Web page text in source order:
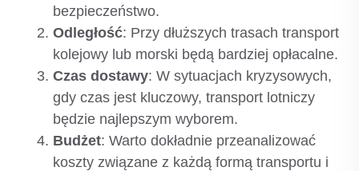
bezpieczeństwo.
Odległość: Przy dłuższych trasach transport
kolejowy lub morski będą bardziej opłacalne.
Czas dostawy: W sytuacjach kryzysowych,
gdy czas jest kluczowy, transport lotniczy
będzie najlepszym wyborem.
Budżet: Warto dokładnie przeanalizować
koszty związane z każdą formą transportu i